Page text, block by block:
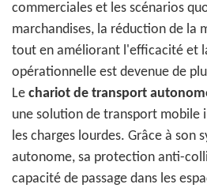
commerciales et les scénarios
marchandises, la réduction de la
tout en améliorant l'efficacité et
opérationnelle est devenue de
Le chariot de transport
une solution de transport mobile
les charges lourdes. Grâce à son
autonome, sa protection anti-
capacité de passage dans les